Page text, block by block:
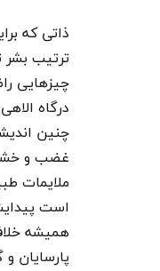
ذاتی که
ترتیب بشر
چیزهایی
درگاه
چنین
غضب و
ملایمات
است
همیشه
پارسایان